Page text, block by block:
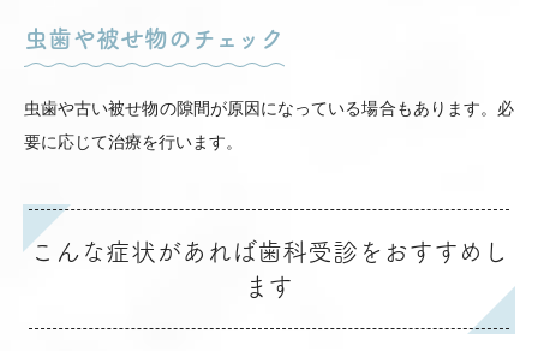
虫歯や被せ物のチェック
虫歯や古い被せ物の隙間が原因になっている場合もあります。必
要に応じて治療を行います。
こんな症状があれば歯科受診をおすすめし
ます